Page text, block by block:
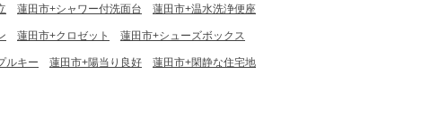
蓮田市+シャワー付洗面台 蓮田市+温水洗浄便座
蓮田市+クロゼット 蓮田市+シューズボックス
ルキー 蓮田市+陽当り良好 蓮田市+閑静な住宅地